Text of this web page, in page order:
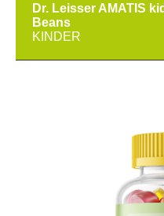
Dr. Leisser AMATIS
Beans
KINDER